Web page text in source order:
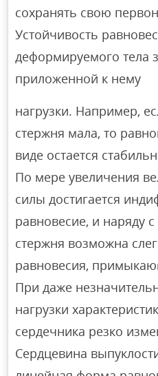
сохранять свою
Устойчивость
деформируемого тела
приложенной к нему
нагрузки. Например,
стержня мала, то
виде остается
По мере увеличения
силы достигается
равновесие, и наряду
стержня возможна
равновесия,
При даже
нагрузки
сердечника резко
Сердцевина